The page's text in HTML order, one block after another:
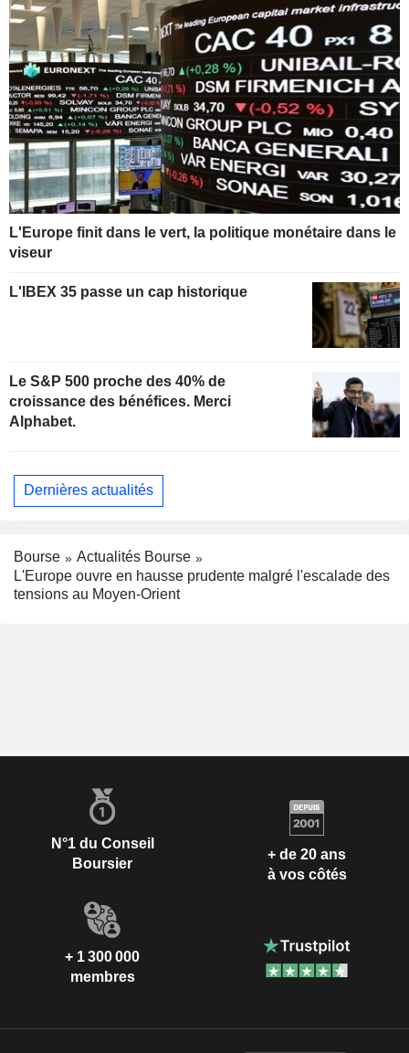
L'Europe finit dans le vert, la politique monétaire dans le
viseur
L'IBEX 35 passe un cap historique
Le S&P 500 proche des 40% de
croissance des bénéfices. Merci
Alphabet.
Dernières actualités
Bourse
Actualités Bourse
L'Europe ouvre en hausse prudente malgré l'escalade des
tensions au Moyen-Orient
N°1 du Conseil
Boursier
+ de 20 ans
à vos côtés
+ 1 300 000
membres